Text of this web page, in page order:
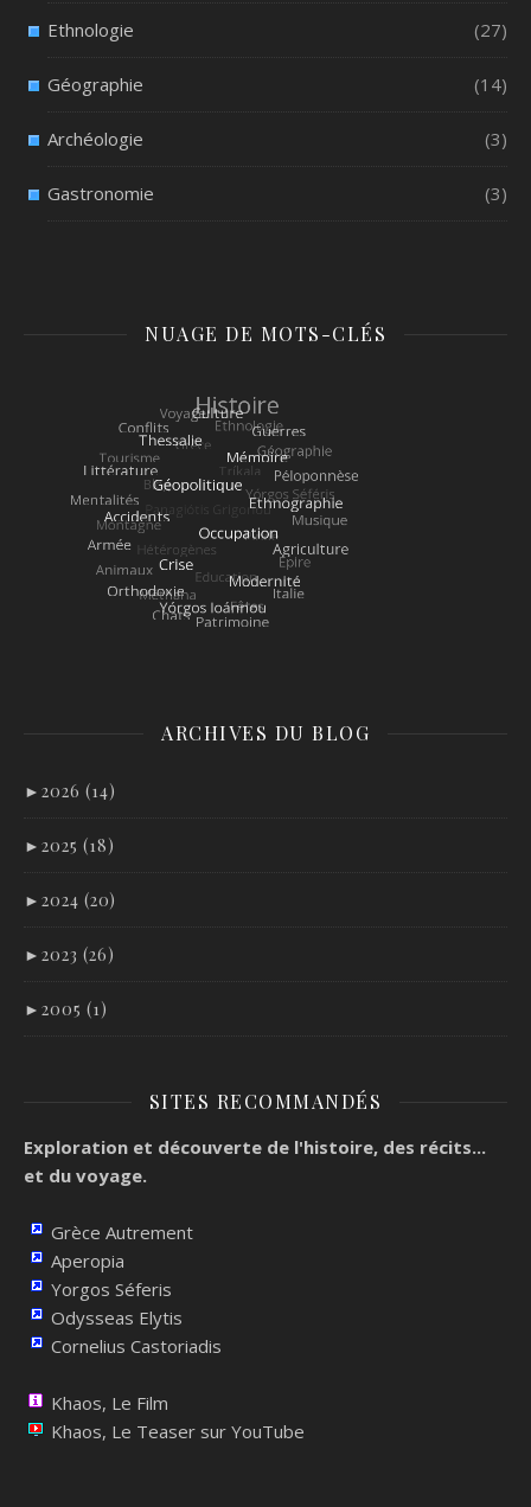
Ethnologie (27)
Géographie (14)
Archéologie (3)
Gastronomie (3)
NUAGE DE MOTS-CLÉS
ARCHIVES DU BLOG
► 2026 (14)
► 2025 (18)
► 2024 (20)
► 2023 (26)
► 2005 (1)
SITES RECOMMANDÉS
Exploration et découverte de l'histoire, des récits...
et du voyage.
Grèce Autrement
Aperopia
Yorgos Séferis
Odysseas Elytis
Cornelius Castoriadis
Khaos, Le Film
Khaos, Le Teaser sur YouTube